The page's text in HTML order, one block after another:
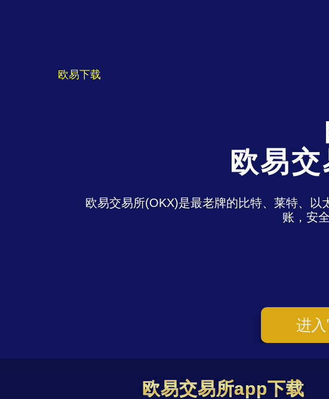
欧易下载
欧易
欧易交易所(OKX)是最老牌的比特、莱特、
账，安
进
欧易交易所app下载